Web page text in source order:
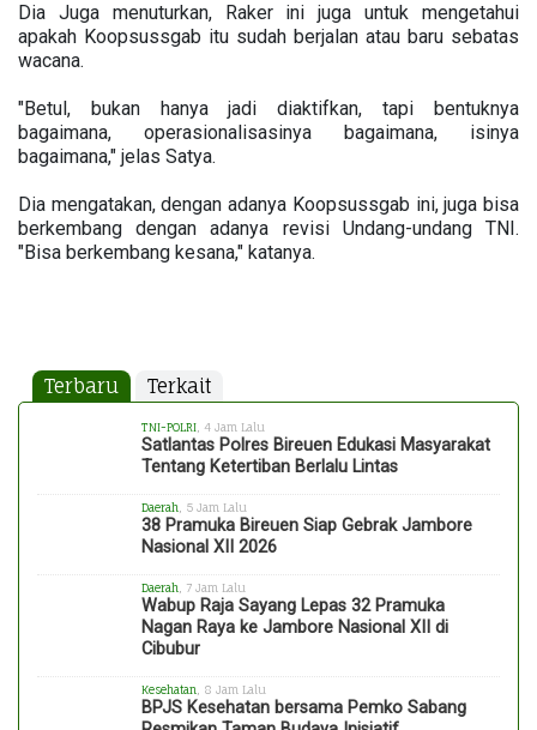
Dia Juga menuturkan, Raker ini juga untuk mengetahui
apakah Koopsussgab itu sudah berjalan atau baru sebatas
wacana.
"Betul, bukan hanya jadi diaktifkan, tapi bentuknya
bagaimana, operasionalisasinya bagaimana, isinya
bagaimana," jelas Satya.
Dia mengatakan, dengan adanya Koopsussgab ini, juga bisa
berkembang dengan adanya revisi Undang-undang TNI.
"Bisa berkembang kesana," katanya.
Terbaru Terkait
TNI-POLRI , 4 Jam Lalu
Satlantas Polres Bireuen Edukasi Masyarakat
Tentang Ketertiban Berlalu Lintas
Daerah , 5 Jam Lalu
38 Pramuka Bireuen Siap Gebrak Jambore
Nasional XII 2026
Daerah , 7 Jam Lalu
Wabup Raja Sayang Lepas 32 Pramuka
Nagan Raya ke Jambore Nasional XII di
Cibubur
Kesehatan , 8 Jam Lalu
BPJS Kesehatan bersama Pemko Sabang